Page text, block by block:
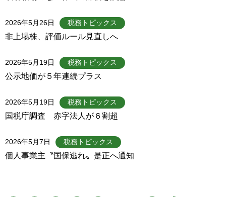
2026年5月26日 税務トピックス
非上場株、評価ルール見直しへ
2026年5月19日 税務トピックス
公示地価が５年連続プラス
2026年5月19日 税務トピックス
国税庁調査 赤字法人が６割超
2026年5月7日 税務トピックス
個人事業主〝国保逃れ〟是正へ通知